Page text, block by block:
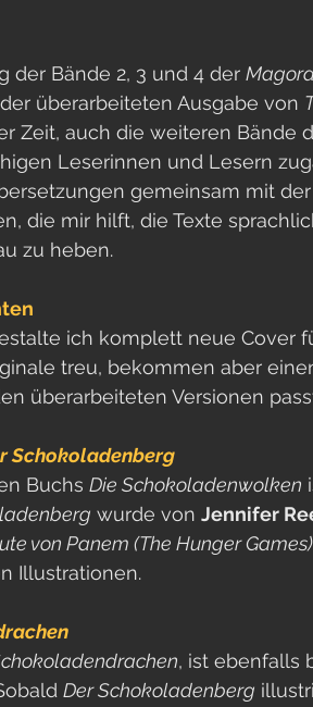
der Bände 2, 3 und 4 der Magora
überarbeiteten Ausgabe von
Zeit, auch die weiteren Bände
Leserinnen und Lesern
gemeinsam mit
die mir hilft, die Texte
zu heben.
ich komplett neue Cover
treu, bekommen aber
überarbeiteten Versionen
Schokoladenberg
Buchs Die Schokoladenwolken
wurde von Jennifer
von Panem (The Hunger Games)
Illustrationen.
, ist ebenfalls
Der Schokoladenberg